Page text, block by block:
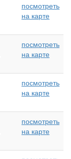
посмотреть
на карте
посмотреть
на карте
посмотреть
на карте
посмотреть
на карте